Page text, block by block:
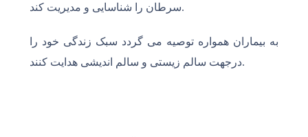
سرطان را شناسایی و مدیریت کند.
به بیماران همواره توصیه می گردد سبک زندگی خود را
درجهت سالم زیستی و سالم اندیشی هدایت کنند.